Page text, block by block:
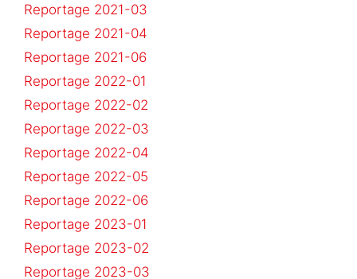
Reportage 2021-03
Reportage 2021-04
Reportage 2021-06
Reportage 2022-01
Reportage 2022-02
Reportage 2022-03
Reportage 2022-04
Reportage 2022-05
Reportage 2022-06
Reportage 2023-01
Reportage 2023-02
Reportage 2023-03